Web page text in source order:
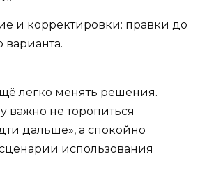
и корректировки: правки до
легко менять решения.
важно не торопиться
дальше», а спокойно
использования